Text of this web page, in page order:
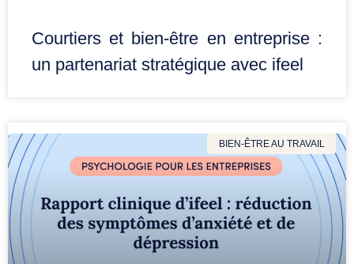
Courtiers et bien-être en entreprise :
un partenariat stratégique avec ifeel
BIEN-ÊTRE AU TRAVAIL